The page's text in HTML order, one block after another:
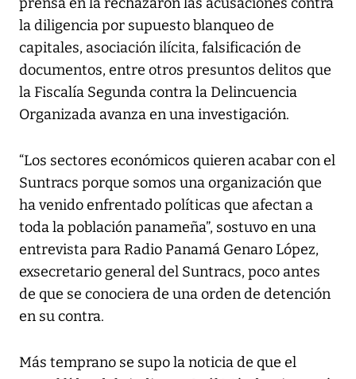
prensa en la rechazaron las acusaciones contra
la diligencia por supuesto blanqueo de
capitales, asociación ilícita, falsificación de
documentos, entre otros presuntos delitos que
la Fiscalía Segunda contra la Delincuencia
Organizada avanza en una investigación.
“Los sectores económicos quieren acabar con el
Suntracs porque somos una organización que
ha venido enfrentado políticas que afectan a
toda la población panameña”, sostuvo en una
entrevista para Radio Panamá Genaro López,
exsecretario general del Suntracs, poco antes
de que se conociera de una orden de detención
en su contra.
Más temprano se supo la noticia de que el